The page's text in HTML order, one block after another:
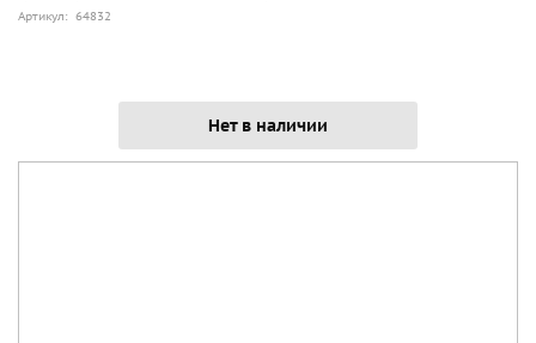
Артикул: 64832
Нет в наличии